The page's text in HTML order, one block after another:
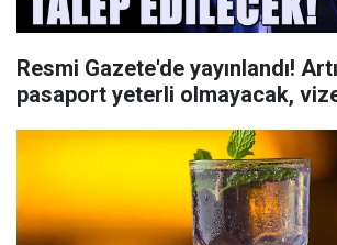
Resmi Gazete'de yayınlandı!
pasaport yeterli olmayacak,